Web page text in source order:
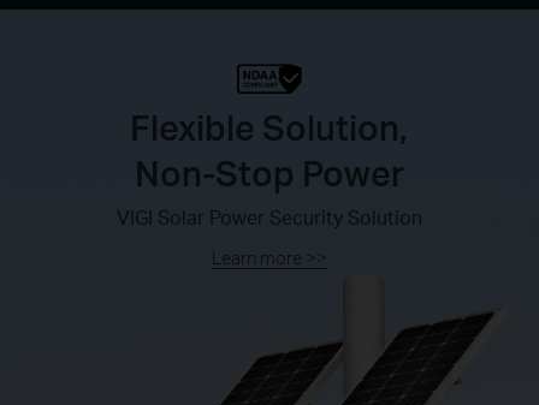
Flexible Solution,
Non-Stop Power
VIGI Solar Power Security Solution
Learn more >>